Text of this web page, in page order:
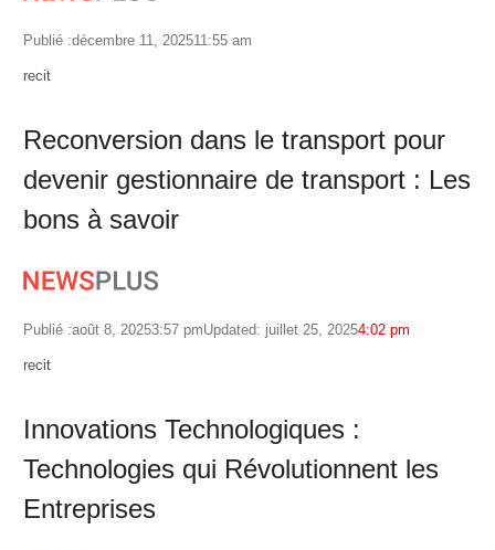
Publié :décembre 11, 202511:55 am
Author
recit
Reconversion dans le transport pour
devenir gestionnaire de transport : Les
bons à savoir
Publié :août 8, 20253:57 pmUpdated: juillet 25, 20254:02 pm
Author
recit
Innovations Technologiques :
Technologies qui Révolutionnent les
Entreprises